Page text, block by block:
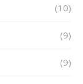
(10)
(9)
(9)